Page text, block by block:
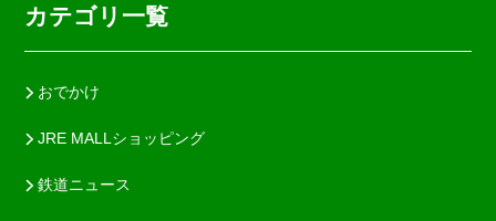
カテゴリ一覧
おでかけ
JRE MALLショッピング
鉄道ニュース